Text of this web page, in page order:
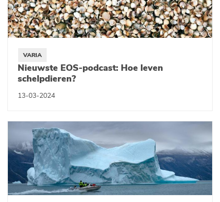
VARIA
Nieuwste EOS-podcast: Hoe leven
schelpdieren?
13-03-2024